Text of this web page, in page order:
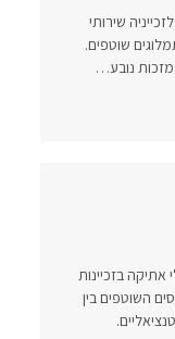
שירותי
שוטפים.
נובע…
אתיקה בזכיינות
השוטפים בין